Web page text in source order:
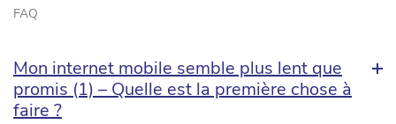
FAQ
Mon internet mobile semble plus lent que
promis (1) – Quelle est la première chose à
faire ?